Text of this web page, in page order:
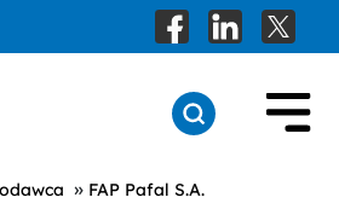
» FAP Pafal S.A.